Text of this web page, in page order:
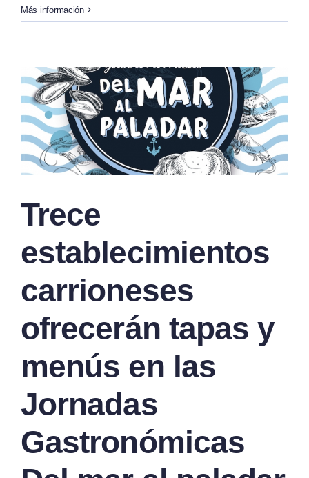
Más información
Trece
establecimientos
carrioneses
ofrecerán tapas y
menús en las
Jornadas
Gastronómicas